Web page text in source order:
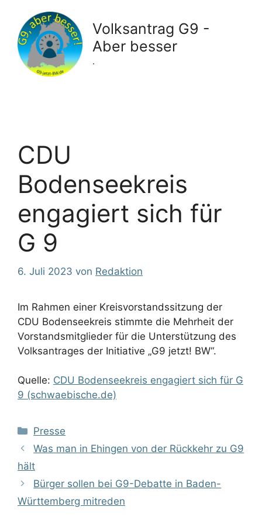
Inhalt
springen
Volksantrag G9 -
Aber besser
.
CDU
Bodenseekreis
engagiert sich für
G 9
6. Juli 2023 von Redaktion
Im Rahmen einer Kreisvorstandssitzung der
CDU Bodenseekreis stimmte die Mehrheit der
Vorstandsmitglieder für die Unterstützung des
Volksantrages der Initiative „G9 jetzt! BW“.
Quelle: CDU Bodenseekreis engagiert sich für G
9 (schwaebische.de)
Kategorien
Presse
Was man in Ehingen von der Rückkehr zu G9
hält
Bürger sollen bei G9-Debatte in Baden-
Württemberg mitreden